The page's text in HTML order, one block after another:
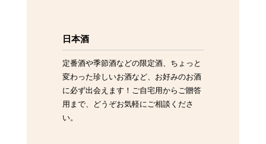
日本酒
定番酒や季節酒などの限定酒、ちょっと
変わった珍しいお酒など、お好みのお酒
に必ず出会えます！ご自宅用からご贈答
用まで、どうぞお気軽にご相談くださ
い。